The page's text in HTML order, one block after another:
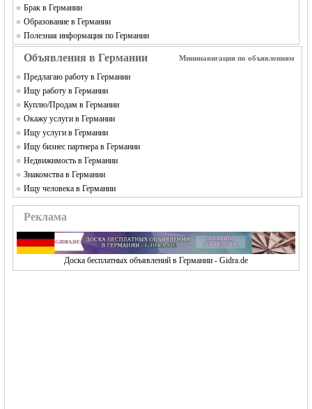
Брак в Германии
Образование в Германии
Полезная информация по Германии
Объявления в Германии Мининавигация по объявлениям
Предлагаю работу в Германии
Ищу работу в Германии
Куплю/Продам в Германии
Окажу услуги в Германии
Ищу услуги в Германии
Ищу бизнес партнера в Германии
Недвижимость в Германии
Знакомства в Германии
Ищу человека в Германии
Реклама
Доска бесплатных объявлений в Германии - Gidra.de